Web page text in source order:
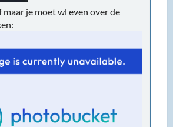
je moet wl even over de